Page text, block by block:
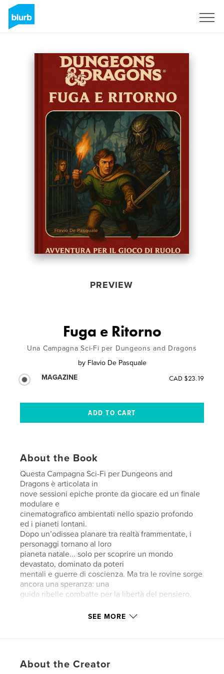
PREVIEW
Fuga e Ritorno
Una Campagna Sci-Fi per Dungeons and Dragons
by Flavio De Pasquale
MAGAZINE
CAD $23.19
About the Book
Questa Campagna Sci-Fi per Dungeons and
Dragons è articolata in
nove sessioni epiche pronte da giocare ed un finale
modulare e
cinematografico ambientati nello spazio profondo
ed i pianeti lontani.
Dopo un’odissea planare tra realtà frammentate, i
personaggi tornano al loro
pianeta natale... solo per scoprire un mondo
devastato, dominato da poteri
mentali e guerre di coscienza. Ma tra le rovine sorge
ancora una speranza: una
guida ribelle combatte per la libertà del pensiero.
Project Option:US Letter, 8.5×11 in, 22×28 cm
SEE MORE
About the Creator